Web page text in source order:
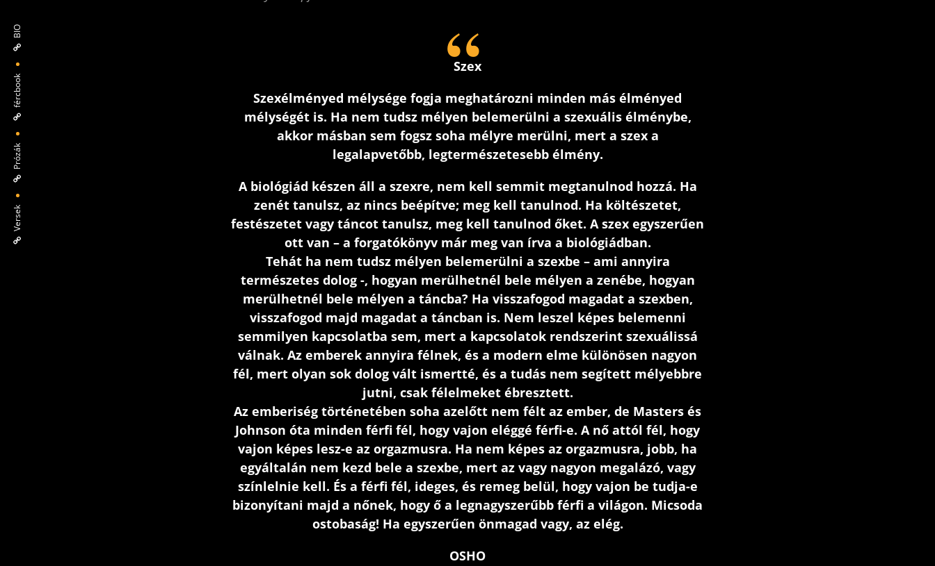
Versek
Prózák
fércbook
BIO
Szex
Szexélményed mélysége fogja meghatározni minden más élményed
mélységét is. Ha nem tudsz mélyen belemerülni a szexuális élménybe,
akkor másban sem fogsz soha mélyre merülni, mert a szex a
legalapvetőbb, legtermészetesebb élmény.
A biológiád készen áll a szexre, nem kell semmit megtanulnod hozzá. Ha
zenét tanulsz, az nincs beépítve; meg kell tanulnod. Ha költészetet,
festészetet vagy táncot tanulsz, meg kell tanulnod őket. A szex egyszerűen
ott van – a forgatókönyv már meg van írva a biológiádban.
Tehát ha nem tudsz mélyen belemerülni a szexbe – ami annyira
természetes dolog -, hogyan merülhetnél bele mélyen a zenébe, hogyan
merülhetnél bele mélyen a táncba? Ha visszafogod magadat a szexben,
visszafogod majd magadat a táncban is. Nem leszel képes belemenni
semmilyen kapcsolatba sem, mert a kapcsolatok rendszerint szexuálissá
válnak. Az emberek annyira félnek, és a modern elme különösen nagyon
fél, mert olyan sok dolog vált ismertté, és a tudás nem segített mélyebbre
jutni, csak félelmeket ébresztett.
Az emberiség történetében soha azelőtt nem félt az ember, de Masters és
Johnson óta minden férfi fél, hogy vajon eléggé férfi-e. A nő attól fél, hogy
vajon képes lesz-e az orgazmusra. Ha nem képes az orgazmusra, jobb, ha
egyáltalán nem kezd bele a szexbe, mert az vagy nagyon megalázó, vagy
színlelnie kell. És a férfi fél, ideges, és remeg belül, hogy vajon be tudja-e
bizonyítani majd a nőnek, hogy ő a legnagyszerűbb férfi a világon. Micsoda
ostobaság! Ha egyszerűen önmagad vagy, az elég.
OSHO